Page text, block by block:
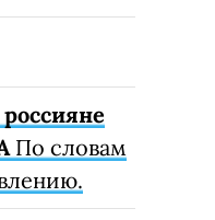
По словам